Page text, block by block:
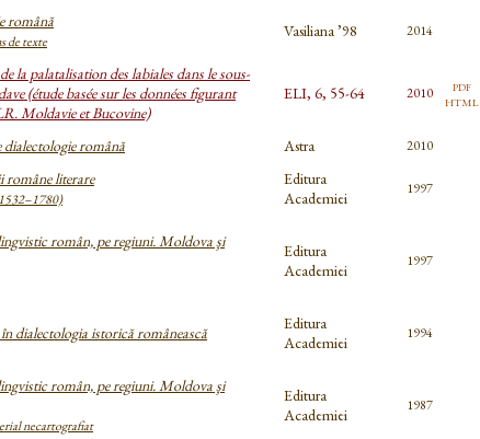
română
de texte
Vasiliana ’98 2014
la palatalisation des labiales dans le sous-
(étude basée sur les données figurant
Moldavie et Bucovine)
ELI, 6, 55-64 2010 pdf
html
dialectologie română Astra 2010
literare
Editura
Academiei
1997
român, pe regiuni. Moldova şi
Editura
Academiei
1997
dialectologia istorică românească
Editura
Academiei
1994
român, pe regiuni. Moldova şi
necartografiat
Editura
Academiei
1987